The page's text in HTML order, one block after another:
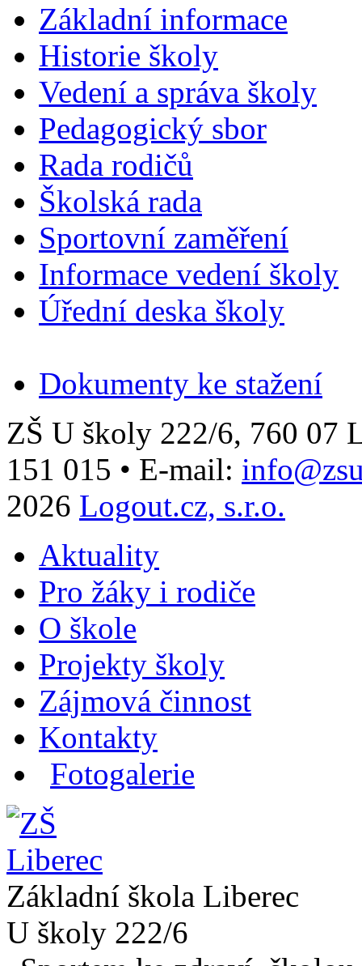
Základní informace
Historie školy
Vedení a správa školy
Pedagogický sbor
Rada rodičů
Školská rada
Sportovní zaměření
Informace vedení školy
Úřední deska školy
Dokumenty ke stažení
ZŠ U školy 222/6, 760 07
151 015 • E-mail:
2026 Logout.cz, s.r.o.
Aktuality
Pro žáky i rodiče
O škole
Projekty školy
Zájmová činnost
Kontakty
Fotogalerie
Základní škola Liberec
U školy 222/6